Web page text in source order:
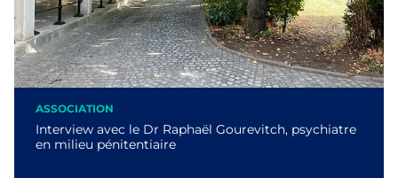
ASSOCIATION
Interview avec le Dr Raphaël Gourevitch, psychiatre
en milieu pénitentiaire